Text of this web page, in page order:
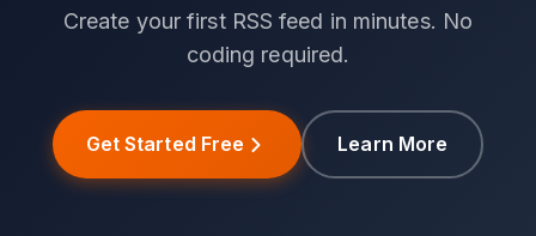
Create your first RSS feed in minutes. No
coding required.
Get Started Free Learn More